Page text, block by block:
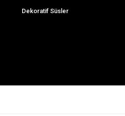
Dekoratif Süsler